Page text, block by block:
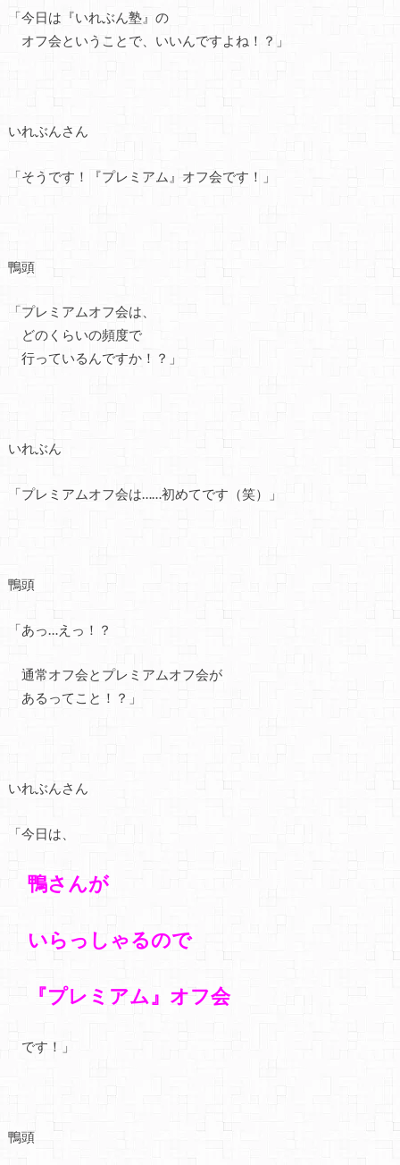
「今日は『いれぶん塾』の
オフ会ということで、いいんですよね！？」
いれぶんさん
「そうです！『プレミアム』オフ会です！」
鴨頭
「プレミアムオフ会は、
どのくらいの頻度で
行っているんですか！？」
いれぶん
「プレミアムオフ会は……初めてです（笑）」
鴨頭
「あっ…えっ！？
通常オフ会とプレミアムオフ会が
あるってこと！？」
いれぶんさん
「今日は、
鴨さんが
いらっしゃるので
『プレミアム』オフ会
です！」
鴨頭